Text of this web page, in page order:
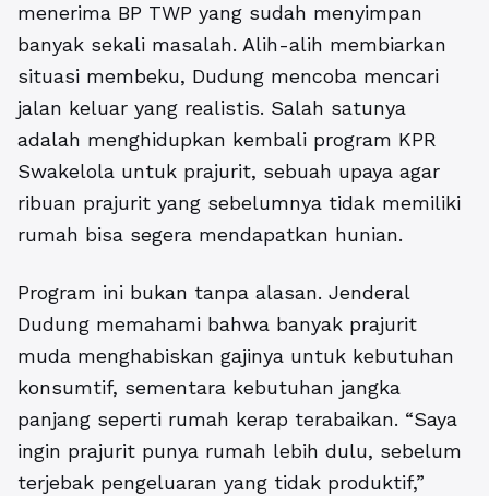
menerima BP TWP yang sudah menyimpan
banyak sekali masalah. Alih-alih membiarkan
situasi membeku, Dudung mencoba mencari
jalan keluar yang realistis. Salah satunya
adalah menghidupkan kembali program KPR
Swakelola untuk prajurit, sebuah upaya agar
ribuan prajurit yang sebelumnya tidak memiliki
rumah bisa segera mendapatkan hunian.
Program ini bukan tanpa alasan. Jenderal
Dudung memahami bahwa banyak prajurit
muda menghabiskan gajinya untuk kebutuhan
konsumtif, sementara kebutuhan jangka
panjang seperti rumah kerap terabaikan. “Saya
ingin prajurit punya rumah lebih dulu, sebelum
terjebak pengeluaran yang tidak produktif,”